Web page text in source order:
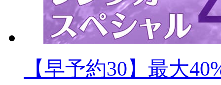
【早予約30】最大